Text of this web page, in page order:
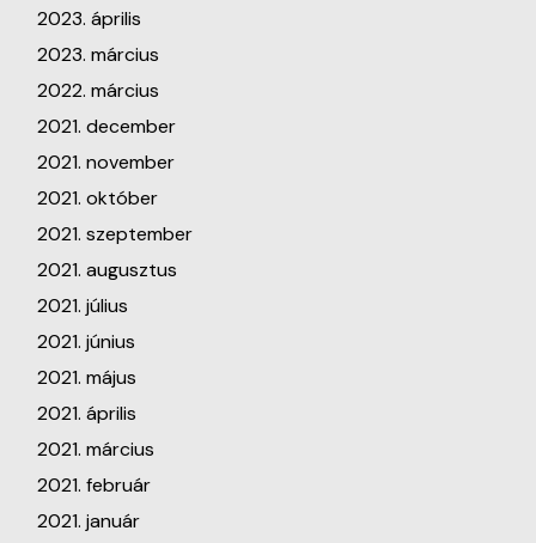
2023. április
2023. március
2022. március
2021. december
2021. november
2021. október
2021. szeptember
2021. augusztus
2021. július
2021. június
2021. május
2021. április
2021. március
2021. február
2021. január